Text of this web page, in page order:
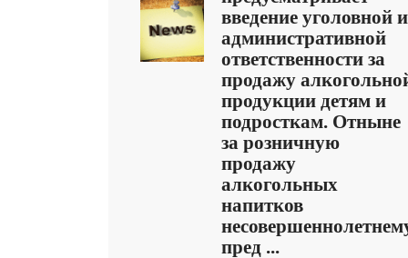
введение уголовной и
административной
ответственности за
продажу
продукции детям и
подросткам. Отныне
за розничную
продажу
алкогольных
напитков
пред ...